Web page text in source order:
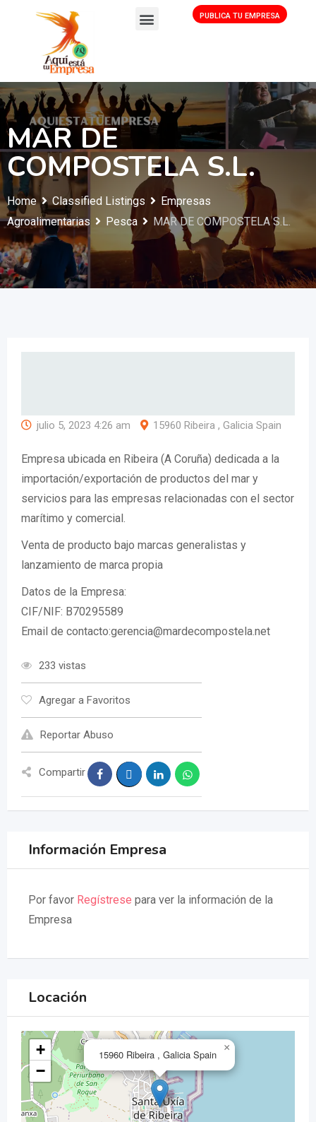
PUBLICA TU EMPRESA
MAR DE
COMPOSTELA S.L.
Home Classified Listings
Empresas
Agroalimentarias
Pesca MAR DE COMPOSTELA S.L.
julio 5, 2023 4:26 am 15960 Ribeira , Galicia Spain
Empresa ubicada en Ribeira (A Coruña) dedicada a la
importación/exportación de productos del mar y
servicios para las empresas relacionadas con el sector
marítimo y comercial.
Venta de producto bajo marcas generalistas y
lanzamiento de marca propia
Datos de la Empresa:
CIF/NIF: B70295589
Email de contacto:gerencia@mardecompostela.net
233 vistas
Agregar a Favoritos
Reportar Abuso
Compartir
Información Empresa
Por favor Regístrese para ver la información de la
Empresa
Locación
15960 Ribeira , Galicia Spain
×
+
−